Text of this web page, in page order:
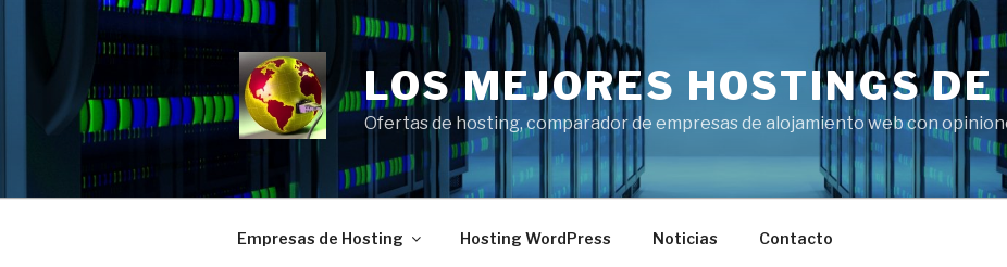
LOS MEJORES HOSTINGS
Ofertas de hosting, comparador de empresas de alojamiento web con
Empresas de Hosting Hosting WordPress Noticias Contacto